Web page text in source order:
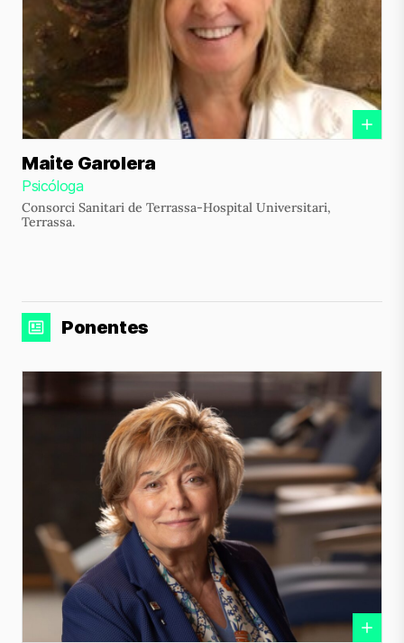
Maite Garolera
Psicóloga
Consorci Sanitari de Terrassa-Hospital Universitari,
Terrassa.
Ponentes